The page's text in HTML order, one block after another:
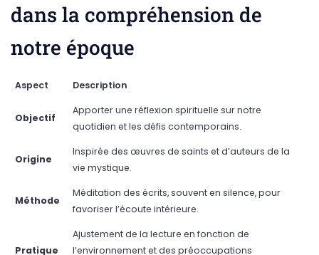
dans la compréhension de
notre époque
Aspect Description
Objectif
Apporter une réflexion spirituelle sur notre
quotidien et les défis contemporains.
Origine
Inspirée des œuvres de saints et d’auteurs de la
vie mystique.
Méthode
Méditation des écrits, souvent en silence, pour
favoriser l’écoute intérieure.
Pratique
Ajustement de la lecture en fonction de
l’environnement et des préoccupations